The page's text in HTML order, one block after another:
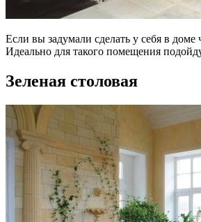
Если вы задумали сделать у себя в
Идеально для такого помещения
Зеленая столовая